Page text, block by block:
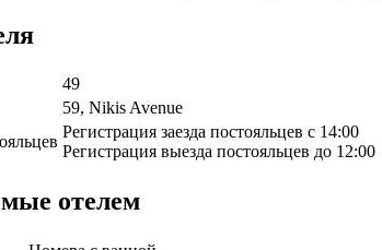
49
59, Nikis Avenue
Регистрация заезда постояльцев с 14:00
Регистрация выезда постояльцев до 12:00
отелем